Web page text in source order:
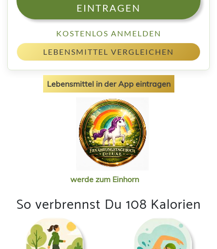
EINTRAGEN
KOSTENLOS ANMELDEN
LEBENSMITTEL VERGLEICHEN
Lebensmittel in der App eintragen
werde zum Einhorn
So verbrennst Du 108 Kalorien